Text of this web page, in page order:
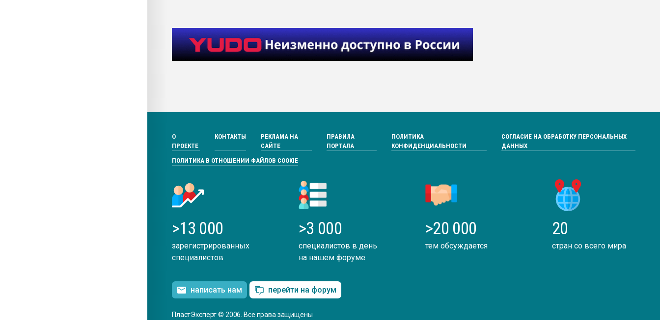
О
ПРОЕКТЕ
КОНТАКТЫ
РЕКЛАМА НА
САЙТЕ
ПРАВИЛА
ПОРТАЛА
ПОЛИТИКА
КОНФИДЕНЦИАЛЬНОСТИ
СОГЛАСИЕ НА ОБРАБОТКУ ПЕРСОНАЛЬНЫХ
ДАННЫХ
ПОЛИТИКА В ОТНОШЕНИИ ФАЙЛОВ COOKIE
>13 000
зарегистрированных
специалистов
>3 000
специалистов в день
на нашем форуме
>20 000
тем обсуждается
20
стран со всего мира
написать нам перейти на форум
ПластЭксперт © 2006. Все права защищены